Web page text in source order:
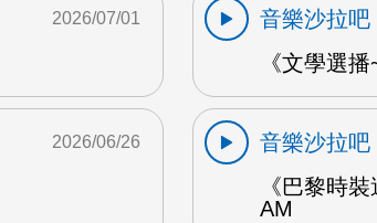
2026/07/01
音樂沙拉吧
《文學選
2026/06/26
音樂沙拉吧
《巴黎時
AM